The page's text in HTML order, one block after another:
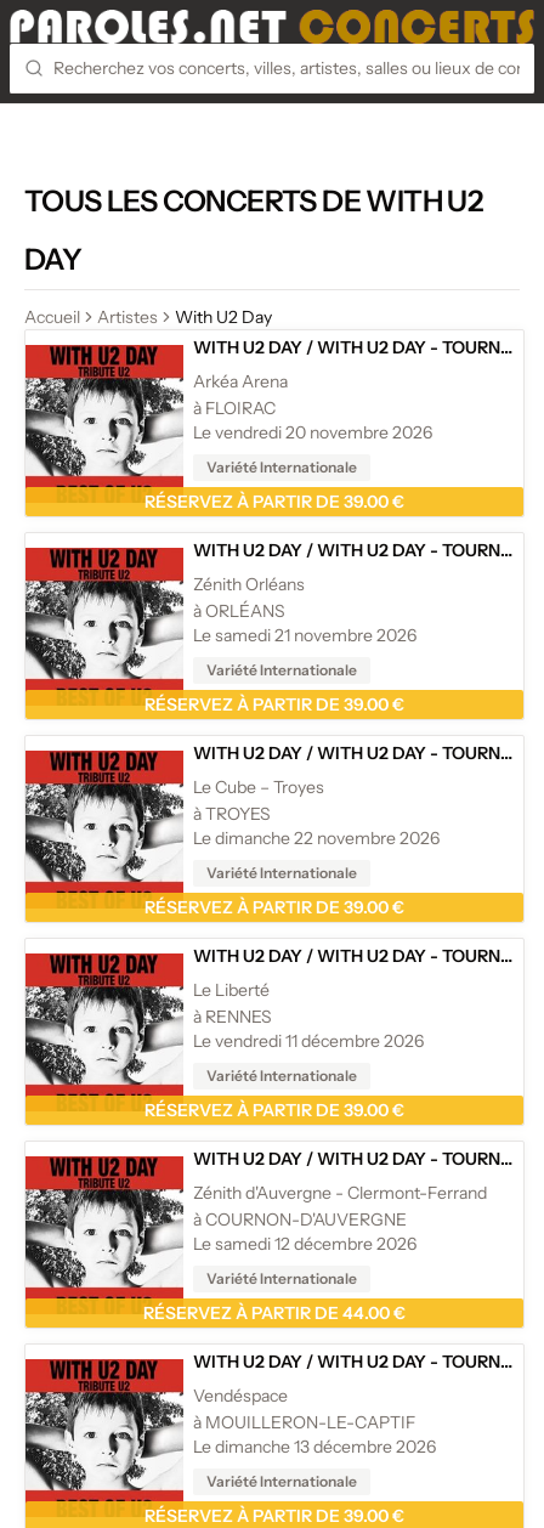
TOUS LES CONCERTS DE WITH U2
DAY
Accueil Artistes
With U2 Day
WITH U2 DAY /WITH U2 DAY - TOURNÉE
Arkéa Arena
à FLOIRAC
Le vendredi 20 novembre 2026
Variété Internationale
RÉSERVEZ À PARTIR DE 39.00 €
WITH U2 DAY /WITH U2 DAY - TOURNÉE
Zénith Orléans
à ORLÉANS
Le samedi 21 novembre 2026
Variété Internationale
RÉSERVEZ À PARTIR DE 39.00 €
WITH U2 DAY /WITH U2 DAY - TOURNÉE
Le Cube – Troyes
à TROYES
Le dimanche 22 novembre 2026
Variété Internationale
RÉSERVEZ À PARTIR DE 39.00 €
WITH U2 DAY /WITH U2 DAY - TOURNÉE
Le Liberté
à RENNES
Le vendredi 11 décembre 2026
Variété Internationale
RÉSERVEZ À PARTIR DE 39.00 €
WITH U2 DAY /WITH U2 DAY - TOURNÉE
Zénith d'Auvergne - Clermont-Ferrand
à COURNON-D'AUVERGNE
Le samedi 12 décembre 2026
Variété Internationale
RÉSERVEZ À PARTIR DE 44.00 €
WITH U2 DAY /WITH U2 DAY - TOURNÉE
Vendéspace
à MOUILLERON-LE-CAPTIF
Le dimanche 13 décembre 2026
Variété Internationale
RÉSERVEZ À PARTIR DE 39.00 €